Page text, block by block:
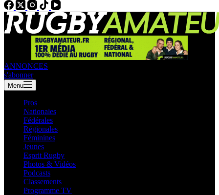
ANNONCES
s'abonner
Menu
Pros
Nationales
Fédérales
Régionales
Féminines
Jeunes
Esprit Rugby
Photos & Vidéos
Podcasts
Classements
Programme TV